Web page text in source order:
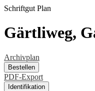
Schriftgut Plan
Gärtliweg,
Archivplan
Bestellen
PDF-Export
Identifikation